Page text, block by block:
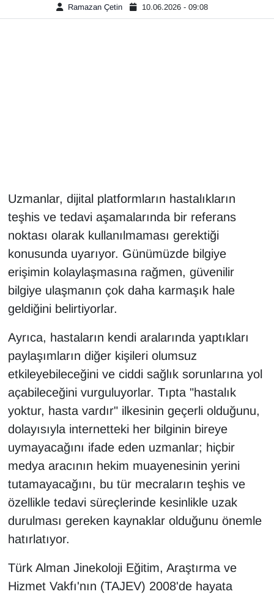
Ramazan Çetin 10.06.2026 - 09:08
Uzmanlar, dijital platformların hastalıkların
teşhis ve tedavi aşamalarında bir referans
noktası olarak kullanılmaması gerektiği
konusunda uyarıyor. Günümüzde bilgiye
erişimin kolaylaşmasına rağmen, güvenilir
bilgiye ulaşmanın çok daha karmaşık hale
geldiğini belirtiyorlar.
Ayrıca, hastaların kendi aralarında yaptıkları
paylaşımların diğer kişileri olumsuz
etkileyebileceğini ve ciddi sağlık sorunlarına yol
açabileceğini vurguluyorlar. Tıpta "hastalık
yoktur, hasta vardır" ilkesinin geçerli olduğunu,
dolayısıyla internetteki her bilginin bireye
uymayacağını ifade eden uzmanlar; hiçbir
medya aracının hekim muayenesinin yerini
tutamayacağını, bu tür mecraların teşhis ve
özellikle tedavi süreçlerinde kesinlikle uzak
durulması gereken kaynaklar olduğunu önemle
hatırlatıyor.
Türk Alman Jinekoloji Eğitim, Araştırma ve
Hizmet Vakfı'nın (TAJEV) 2008'de hayata
GENEL
Kadın
Kamu Alımları
Kim Kimdir?
Kültür & Sanat
KURDÎ
MAGAZİN
MEDYA
ONE EKONOMİ
POLİTİKA
Resmi İlanlar
RÖPORTAJ
Seri İlan